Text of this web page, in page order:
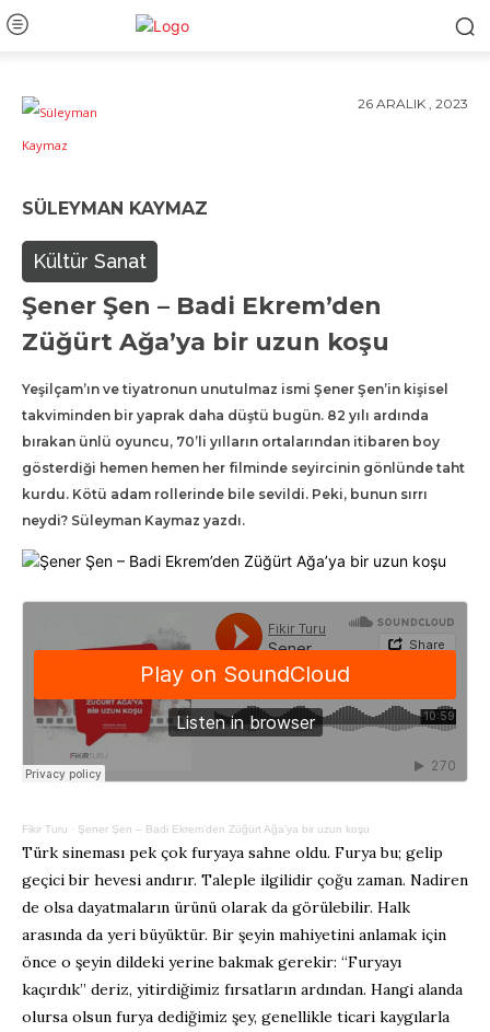
26 ARALIK , 2023
SÜLEYMAN KAYMAZ
Kültür Sanat
Şener Şen – Badi Ekrem’den
Züğürt Ağa’ya bir uzun koşu
Yeşilçam’ın ve tiyatronun unutulmaz ismi Şener Şen’in kişisel
takviminden bir yaprak daha düştü bugün. 82 yılı ardında
bırakan ünlü oyuncu, 70’li yılların ortalarından itibaren boy
gösterdiği hemen hemen her filminde seyircinin gönlünde taht
kurdu. Kötü adam rollerinde bile sevildi. Peki, bunun sırrı
neydi? Süleyman Kaymaz yazdı.
Fikir Turu · Şener Şen – Badi Ekrem’den Züğürt Ağa’ya bir uzun koşu
Türk sineması pek çok furyaya sahne oldu. Furya bu; gelip
geçici bir hevesi andırır. Taleple ilgilidir çoğu zaman. Nadiren
de olsa dayatmaların ürünü olarak da görülebilir. Halk
arasında da yeri büyüktür. Bir şeyin mahiyetini anlamak için
önce o şeyin dildeki yerine bakmak gerekir: “Furyayı
kaçırdık” deriz, yitirdiğimiz fırsatların ardından. Hangi alanda
olursa olsun furya dediğimiz şey, genellikle ticari kaygılarla